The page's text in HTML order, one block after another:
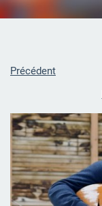
Précédent